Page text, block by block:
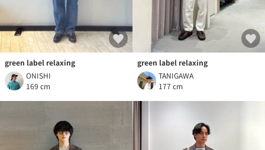
green label relaxing
ONISHI
169 cm
green label relaxing
TANIGAWA
177 cm